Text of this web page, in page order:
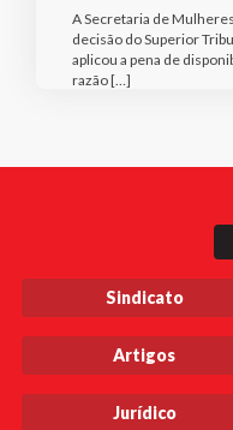
A Secretaria de
decisão do Superior
aplicou a pena de
razão […]
Sindicato
Artigos
Jurídico